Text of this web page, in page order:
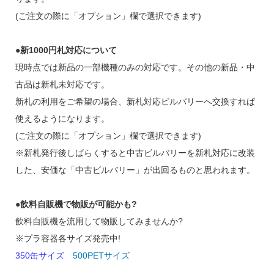
(ご注文の際に「オプション」欄で選択できます)
●新1000円札対応について
現時点では新品の一部機種のみの対応です。その他の新品・中
古品は新札未対応です。
新札の利用をご希望の場合、新札対応ビルバリーへ交換すれば
使えるようになります。
(ご注文の際に「オプション」欄で選択できます)
※新札発行後しばらくすると中古ビルバリーを新札対応に改装
した、安価な「中古ビルバリー」が出回るものと思われます。
●飲料自販機で物販が可能かも?
飲料自販機を流用して物販してみませんか?
※プラ容器各サイズ発売中!
350缶サイズ
500PETサイズ